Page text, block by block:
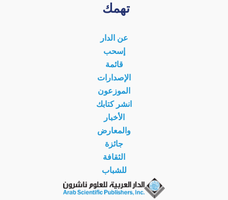
تهمك
عن الدار
إسحب
قائمة
الإصدارات
الموزعون
انشر كتابك
الأخبار
والمعارض
جائزة
الثقافة
للشباب